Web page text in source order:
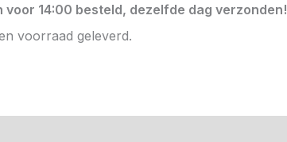
voor 14:00 besteld, dezelfde dag verzonden!
voorraad geleverd.